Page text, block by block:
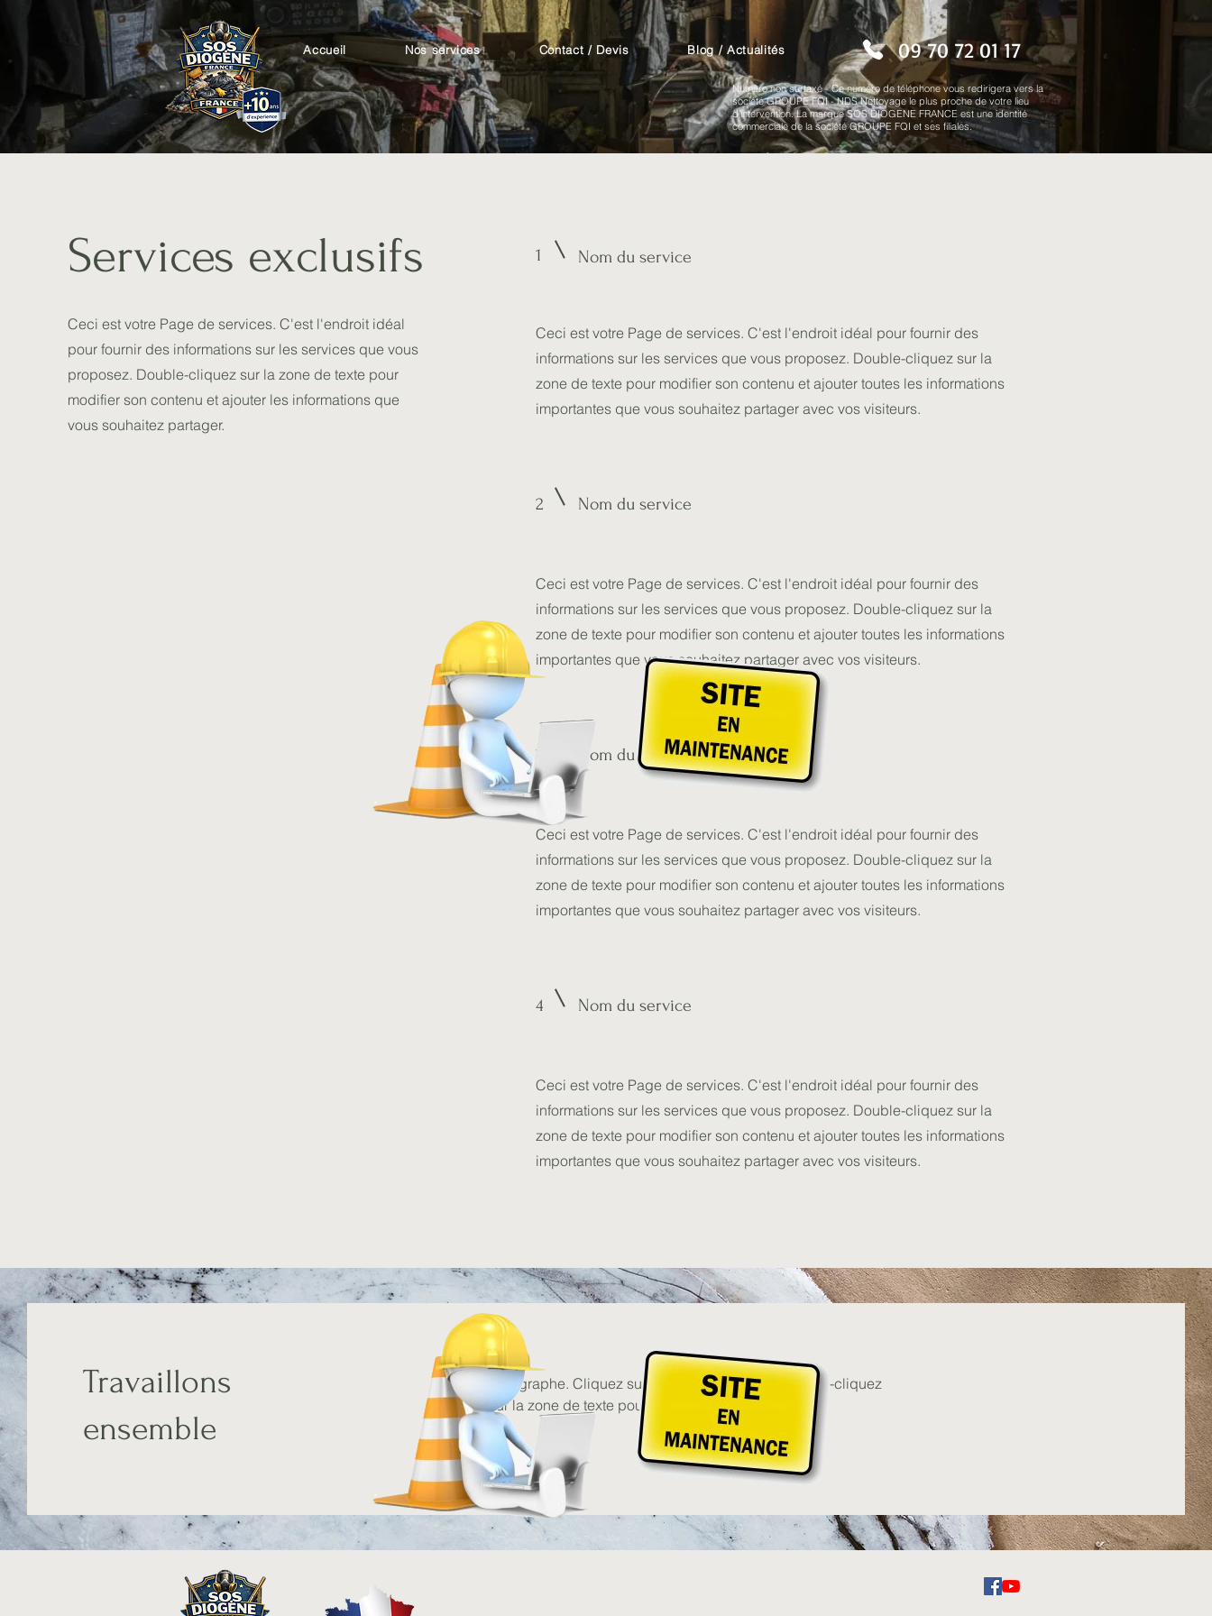
09 70 72 01 17
Accueil Nos services Contact / Devis Blog / Actualités
Numéro non surtaxé -Ce numéro de téléphone vous redirigera vers la
société GROUPE FQI - NDS Nettoyage le plus proche de votre lieu
d'intervention. La marque SOS DIOGENE FRANCE est une identité
commerciale de la société GROUPE FQI et ses filiales.
Services exclusifs
Ceci est votre Page de services. C'est l'endroit idéal
pour fournir des informations sur les services que vous
proposez. Double-cliquez sur la zone de texte pour
modifier son contenu et ajouter les informations que
vous souhaitez partager.
1 Nom du service
Ceci est votre Page de services. C'est l'endroit idéal pour fournir des
informations sur les services que vous proposez. Double-cliquez sur la
zone de texte pour modifier son contenu et ajouter toutes les informations
importantes que vous souhaitez partager avec vos visiteurs.
2 Nom du service
Ceci est votre Page de services. C'est l'endroit idéal pour fournir des
informations sur les services que vous proposez. Double-cliquez sur la
zone de texte pour modifier son contenu et ajouter toutes les informations
importantes que vous souhaitez partager avec vos visiteurs.
3 Nom du service
Ceci est votre Page de services. C'est l'endroit idéal pour fournir des
informations sur les services que vous proposez. Double-cliquez sur la
zone de texte pour modifier son contenu et ajouter toutes les informations
importantes que vous souhaitez partager avec vos visiteurs.
4 Nom du service
Ceci est votre Page de services. C'est l'endroit idéal pour fournir des
informations sur les services que vous proposez. Double-cliquez sur la
zone de texte pour modifier son contenu et ajouter toutes les informations
importantes que vous souhaitez partager avec vos visiteurs.
Travaillons
ensemble
Paragraphe. Cliquez sur « Modifier texte » ou double-cliquez
sur la zone de texte pour modifier son contenu.